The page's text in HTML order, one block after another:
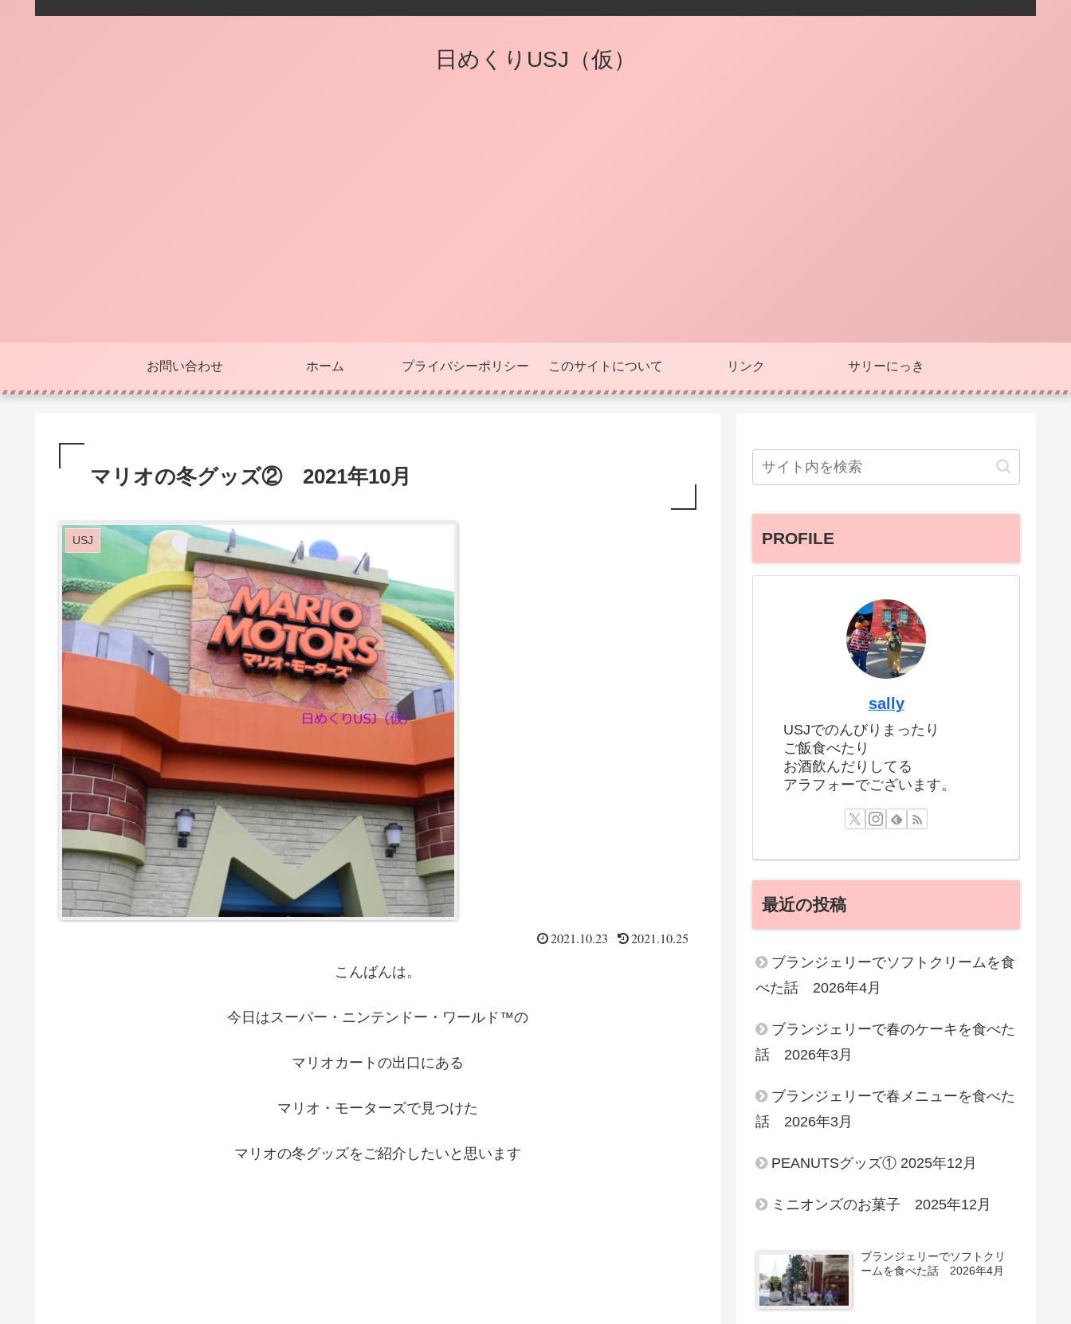
日めくりUSJ（仮）
お問い合わせ ホーム プライバシーポリシー このサイトについて リンク サリーにっき
マリオの冬グッズ② 2021年10月
USJ
2021.10.23 2021.10.25
こんばんは。
今日はスーパー・ニンテンドー・ワールド™の
マリオカートの出口にある
マリオ・モーターズで見つけた
マリオの冬グッズをご紹介したいと思います
PROFILE
sally
USJでのんびりまったり
ご飯食べたり
お酒飲んだりしてる
アラフォーでございます。
最近の投稿
ブランジェリーでソフトクリームを食
べた話 2026年4月
ブランジェリーで春のケーキを食べた
話 2026年3月
ブランジェリーで春メニューを食べた
話 2026年3月
PEANUTSグッズ① 2025年12月
ミニオンズのお菓子 2025年12月
ブランジェリーでソフトクリ
ームを食べた話 2026年4月